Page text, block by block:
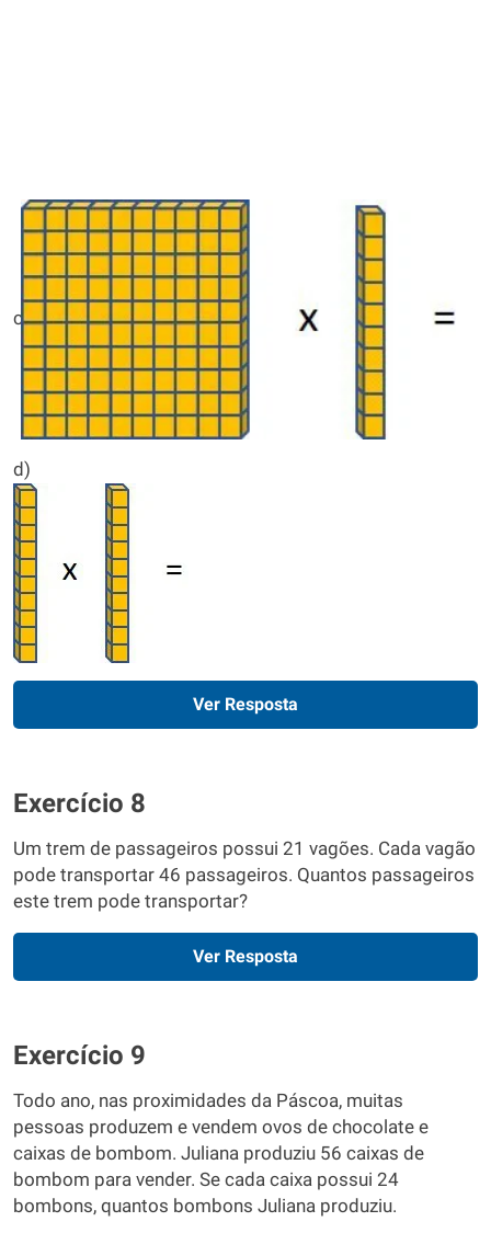
c)
d)
Ver Resposta
Exercício 8
Um trem de passageiros possui 21 vagões. Cada vagão
pode transportar 46 passageiros. Quantos passageiros
este trem pode transportar?
Ver Resposta
Exercício 9
Todo ano, nas proximidades da Páscoa, muitas
pessoas produzem e vendem ovos de chocolate e
caixas de bombom. Juliana produziu 56 caixas de
bombom para vender. Se cada caixa possui 24
bombons, quantos bombons Juliana produziu.